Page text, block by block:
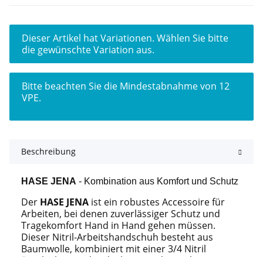
x
Dieser Artikel hat Variationen. Wählen Sie bitte
die gewünschte Variation aus.
x
Bitte beachten Sie die Mindestabnahme von 12
VPE.
Beschreibung
HASE JENA - Kombination aus Komfort und Schutz
Der HASE JENA ist ein robustes Accessoire für
Arbeiten, bei denen zuverlässiger Schutz und
Tragekomfort Hand in Hand gehen müssen.
Dieser Nitril-Arbeitshandschuh besteht aus
Baumwolle, kombiniert mit einer 3/4 Nitril